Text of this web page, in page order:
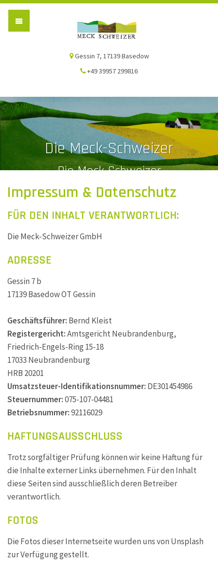
Gessin 7, 17139 Basedow
+49 39957 299816
Die Meck-Schweizer
Die Meck-Schweizer
Impressum & Datenschutz
FÜR DEN INHALT VERANTWORTLICH:
Die Meck-Schweizer GmbH
ADRESSE
Gessin 7 b
17139 Basedow OT Gessin
Geschäftsführer: Bernd Kleist
Registergericht:Amtsgericht Neubrandenburg,
Friedrich-Engels-Ring 15-18
17033 Neubrandenburg
HRB 20201
Umsatzsteuer-Identifikationsnummer: DE301454986
Steuernummer:075-107-04481
Betriebsnummer:92116029
HAFTUNGSAUSSCHLUSS
Trotz sorgfältiger Prüfung können wir keine Haftung für
die Inhalte externer Links übernehmen. Für den Inhalt
diese Seiten sind ausschließlich deren Betreiber
verantwortlich.
FOTOS
Die Fotos dieser Internetseite wurden uns von Unsplash
zur Verfügung gestellt.